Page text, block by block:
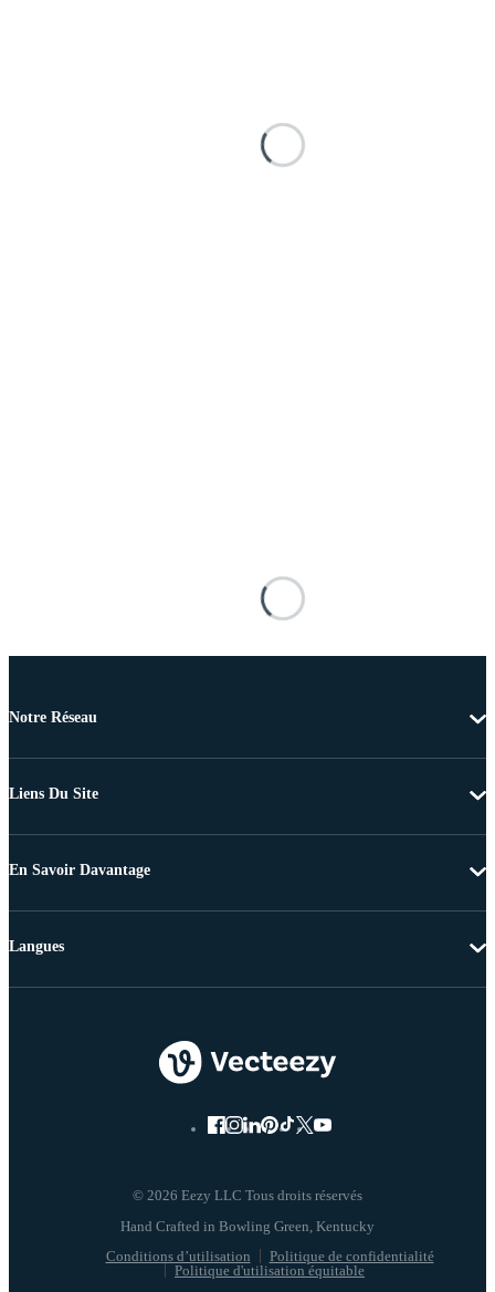
Notre Réseau
Liens Du Site
En Savoir Davantage
© 2026 Eezy LLC Tous droits réservés
Conditions d’utilisation
Politique de confidentialité
Politique d'utilisation équitable
Langues